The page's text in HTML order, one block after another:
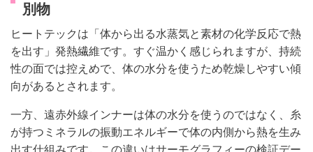
別物
ヒートテックは「体から出る水蒸気と素材の化学反応で熱
を出す」発熱繊維です。すぐ温かく感じられますが、持続
性の面では控えめで、体の水分を使うため乾燥しやすい傾
向があるとされます。
一方、遠赤外線インナーは体の水分を使うのではなく、糸
が持つミネラルの振動エネルギーで体の内側から熱を生み
出す仕組みです。この違いはサーモグラフィーの検証デー